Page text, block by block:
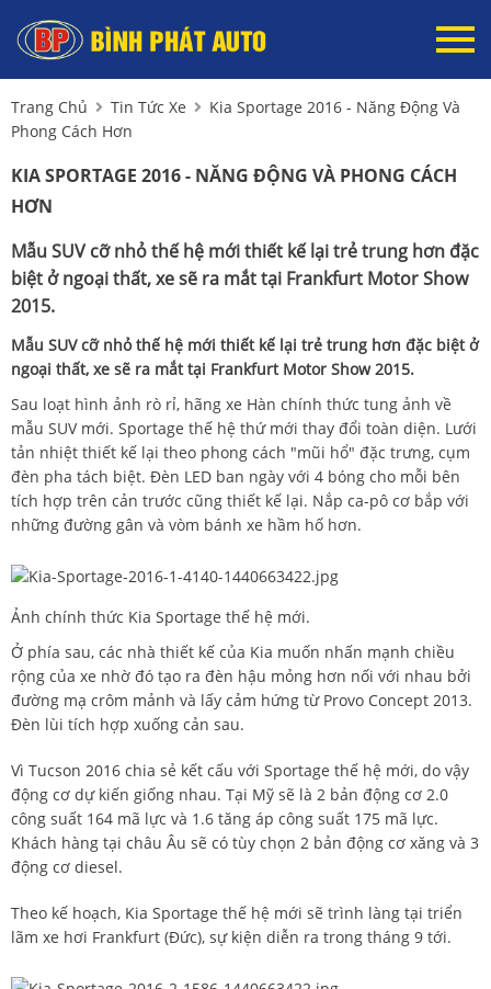
Trang Chủ Tin Tức Xe
Kia Sportage 2016 - Năng Động Và
Phong Cách Hơn
KIA SPORTAGE 2016 - NĂNG ĐỘNG VÀ PHONG CÁCH
HƠN
Mẫu SUV cỡ nhỏ thế hệ mới thiết kế lại trẻ trung hơn đặc
biệt ở ngoại thất, xe sẽ ra mắt tại Frankfurt Motor Show
2015.
Mẫu SUV cỡ nhỏ thế hệ mới thiết kế lại trẻ trung hơn đặc biệt ở
ngoại thất, xe sẽ ra mắt tại Frankfurt Motor Show 2015.
Sau loạt hình ảnh rò rỉ, hãng xe Hàn chính thức tung ảnh về
mẫu SUV mới. Sportage thế hệ thứ mới thay đổi toàn diện. Lưới
tản nhiệt thiết kế lại theo phong cách "mũi hổ" đặc trưng, cụm
đèn pha tách biệt. Đèn LED ban ngày với 4 bóng cho mỗi bên
tích hợp trên cản trước cũng thiết kế lại. Nắp ca-pô cơ bắp với
những đường gân và vòm bánh xe hầm hố hơn.
Ảnh chính thức Kia Sportage thế hệ mới.
Ở phía sau, các nhà thiết kế của Kia muốn nhấn mạnh chiều
rộng của xe nhờ đó tạo ra đèn hậu mỏng hơn nối với nhau bởi
đường mạ crôm mảnh và lấy cảm hứng từ Provo Concept 2013.
Đèn lùi tích hợp xuống cản sau.
Vì Tucson 2016 chia sẻ kết cấu với Sportage thế hệ mới, do vậy
động cơ dự kiến giống nhau. Tại Mỹ sẽ là 2 bản động cơ 2.0
công suất 164 mã lực và 1.6 tăng áp công suất 175 mã lực.
Khách hàng tại châu Âu sẽ có tùy chọn 2 bản động cơ xăng và 3
động cơ diesel.
Theo kế hoạch, Kia Sportage thế hệ mới sẽ trình làng tại triển
lãm xe hơi Frankfurt (Đức), sự kiện diễn ra trong tháng 9 tới.